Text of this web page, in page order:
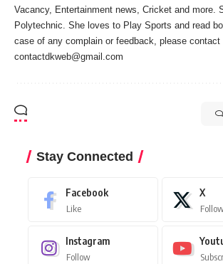
Vacancy, Entertainment news, Cricket and more.
Polytechnic. She loves to Play Sports and read
case of any complain or feedback, please contact
contactdkweb@gmail.com
Stay Connected
Facebook
Like
X
Instagram
Follow